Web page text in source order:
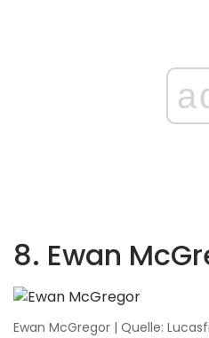
8. Ewan
Ewan McGregor | Quelle: